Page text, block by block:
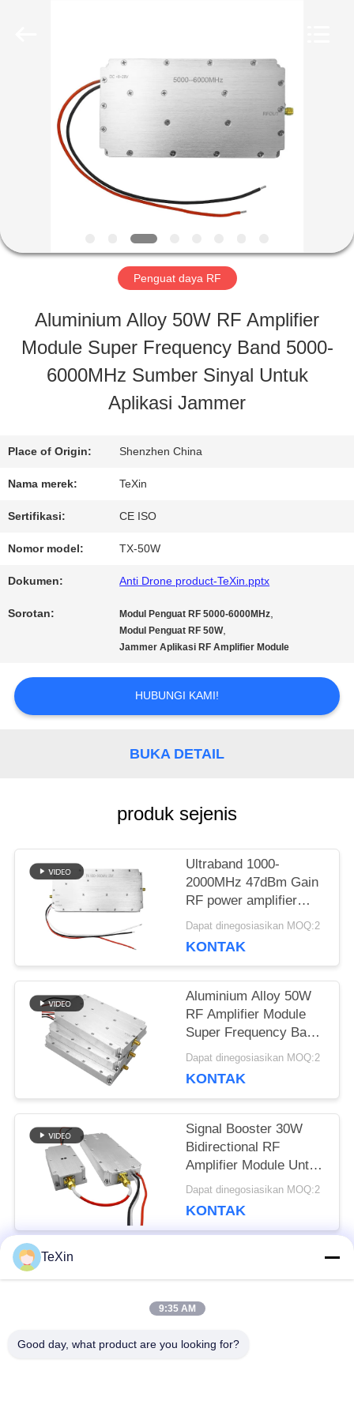
RUMAH
PRODUK
KAMI
PABRIK
KONTROL
HUBUNGI
KAMI
PERMINTAAN
PENAWARAN
POLICY
Penguat daya RF
Aluminium Alloy 50W RF Amplifier
Module Super Frequency Band 5000-
6000MHz Sumber Sinyal Untuk
Aplikasi Jammer
Place of Origin: Shenzhen China
Nama merek: TeXin
Sertifikasi: CE ISO
Nomor model: TX-50W
Dokumen: Anti Drone product-TeXin.pptx
Sorotan: Modul Penguat RF 5000-6000MHz,
Modul Penguat RF 50W,
Jammer Aplikasi RF Amplifier Module
HUBUNGI KAMI!
BUKA DETAIL
produk sejenis
Ultraband 1000-
2000MHz 47dBm Gain
RF power amplifier
Modul untuk sistem
Dapat dinegosiasikan MOQ:2
KONTAK
Aluminium Alloy 50W
RF Amplifier Module
Super Frequency Band
5000-6000MHz Sumber
Jammer
Dapat dinegosiasikan MOQ:2
KONTAK
Signal Booster 30W
Bidirectional RF
Amplifier Module Untuk
Customized 868MHz
Amplifikasi Sinyal
Dapat dinegosiasikan MOQ:2
KONTAK
Bad Request Semua
Modul Jammer Sinyal
Modul penangkal
TeXin
9:35 AM
Good day, what product are you looking for?